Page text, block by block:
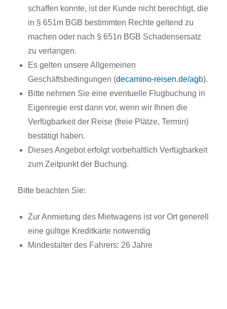
schaffen konnte, ist der Kunde nicht berechtigt, die
in § 651m BGB bestimmten Rechte geltend zu
machen oder nach § 651n BGB Schadensersatz
zu verlangen.
Es gelten unsere Allgemeinen
Geschäftsbedingungen (decamino-reisen.de/agb).
Bitte nehmen Sie eine eventuelle Flugbuchung in
Eigenregie erst dann vor, wenn wir Ihnen die
Verfügbarkeit der Reise (freie Plätze, Termin)
bestätigt haben.
Dieses Angebot erfolgt vorbehaltlich Verfügbarkeit
zum Zeitpunkt der Buchung.
Bitte beachten Sie:
Zur Anmietung des Mietwagens ist vor Ort generell
eine gültige Kreditkarte notwendig
Mindestalter des Fahrers: 26 Jahre